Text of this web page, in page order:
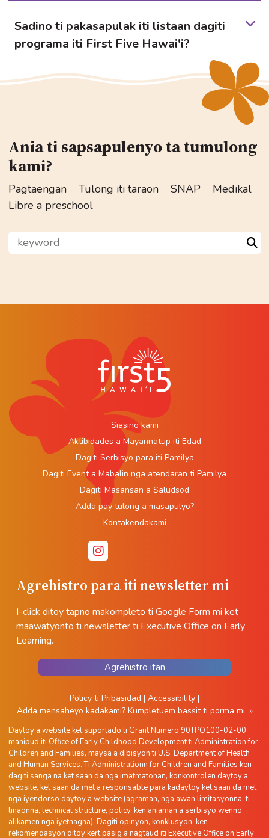
Sadino ti pakasapulak iti listaan dagiti
programa iti First Five Hawai'i?
Ania ti sapsapulenyo ta tumulong
kami?
Pagtaengan Tulong iti taraon SNAP
Medikal
Libre a preschool
keyword
Agrehistro para iti newsletter mi
I-click ditoy tapno makompleto ti Google Form mi ket
maawatyonto ti newsletter ti Executive Office on Early
Learning.
Agrehistro itan
Siasino kami
Aktibidades a Mayannatup iti Edad
Dagiti Serbisyo para iti Pamilya
Dagiti Event a Mabalin nga atendaran ti Pamilya
Dagiti Masansan a Saludsod
Adda pay tulong a masapulyo?
Kontakendakami
Policy ti Pribasidad | Accessibility |
Adda mensaheyo kadakami? Kumpletuem bassit ti porma mi. »
Daytoy a website ket suportado ti Grant Numero 90TPO100-02-00
manipud iti Office of Early Childhood Development ti Administration for
Children and Families, maysa a dibisyon ti U.S. Department of Health
and Human Services. Ti Administrationn for Children and Families ken
dagiti sanga na ket saan da nga imatmatonan, konkontrolen daytoy a
website, ket saan da met a responsable para kadaytoy ket saan da met
nga iyendorso daytoy a website (agraman, nga awan limitasyonna, ti
linaonna, technical structure, policy, ken aniaman a serbisyo wenno
alikamen nga iyetnagna). Dagiti opinyon, konklusyon, ken
rekomendasyon ditoy kert pasig a nagtaud iti Executive Office on Early